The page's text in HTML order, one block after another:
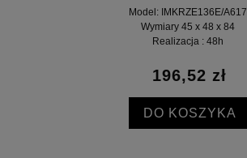
Model: IMKRZE136E/A617
Wymiary 45 x 48 x 84
Realizacja : 48h
196,52 zł
DO KOSZYKA